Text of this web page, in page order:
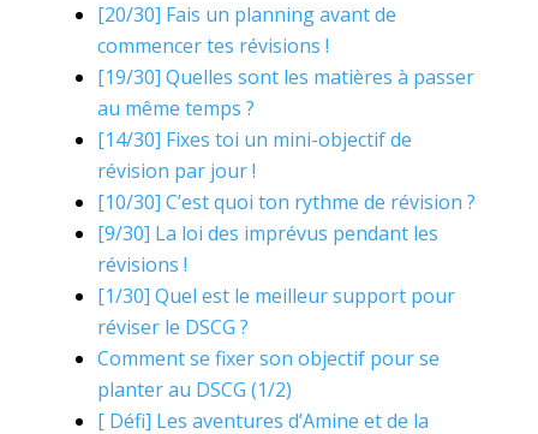
[20/30] Fais un planning avant de
commencer tes révisions !
[19/30] Quelles sont les matières à passer
au même temps ?
[14/30] Fixes toi un mini-objectif de
révision par jour !
[10/30] C’est quoi ton rythme de révision ?
[9/30] La loi des imprévus pendant les
révisions !
[1/30] Quel est le meilleur support pour
réviser le DSCG ?
Comment se fixer son objectif pour se
planter au DSCG (1/2)
[ Défi] Les aventures d’Amine et de la